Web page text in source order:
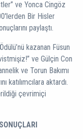
ve Yonca Cingöz
Bir Hisler
paylaştı.
kazanan Füsun
ve Gülçin Con
ve Torun Bakımı
katılımcılara aktardı.
çevrimiçi